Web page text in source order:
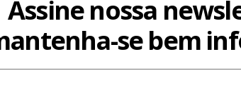
Assine nossa
se bem